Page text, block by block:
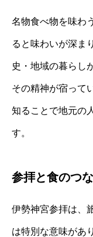
名物食べ物を味わ
ると味わいが深ま
史・地域の暮らし
その精神が宿って
知ることで地元の
す。
参拝と食のつ
伊勢神宮参拝は、
は特別な意味があ